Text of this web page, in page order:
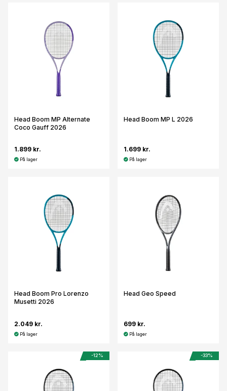
Head Boom MP Alternate
Coco Gauff 2026
1.899 kr.
På lager
Head Boom MP L 2026
1.699 kr.
På lager
Head Boom Pro Lorenzo
Musetti 2026
2.049 kr.
På lager
Head Geo Speed
699 kr.
På lager
-12% -33%